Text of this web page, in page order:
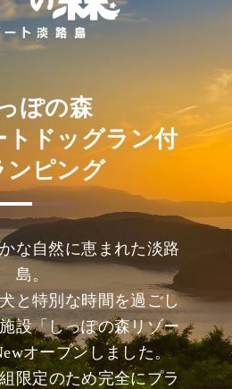
ぽの森
トドッグラン付
ンピング
な自然に恵まれた淡路
島。
と特別な時間を過ごし
設「しっぽの森リゾー
オープンしました。
限定のため完全にプラ